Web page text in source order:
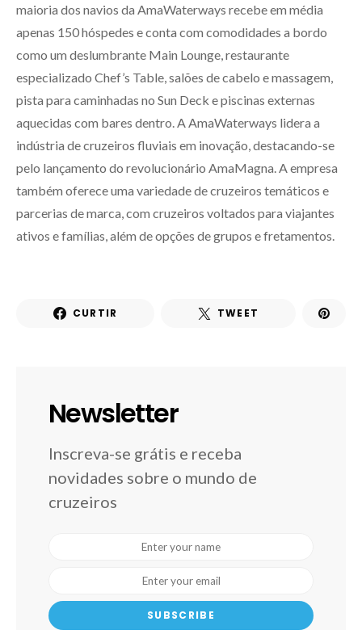
maioria dos navios da AmaWaterways recebe em média
apenas 150 hóspedes e conta com comodidades a bordo
como um deslumbrante Main Lounge, restaurante
especializado Chef’s Table, salões de cabelo e massagem,
pista para caminhadas no Sun Deck e piscinas externas
aquecidas com bares dentro. A AmaWaterways lidera a
indústria de cruzeiros fluviais em inovação, destacando-se
pelo lançamento do revolucionário AmaMagna. A empresa
também oferece uma variedade de cruzeiros temáticos e
parcerias de marca, com cruzeiros voltados para viajantes
ativos e famílias, além de opções de grupos e fretamentos.
CURTIR TWEET
Newsletter
Inscreva-se grátis e receba
novidades sobre o mundo de
cruzeiros
SUBSCRIBE